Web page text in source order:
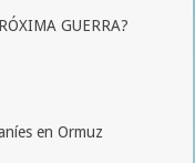
GUERRA?
en Ormuz